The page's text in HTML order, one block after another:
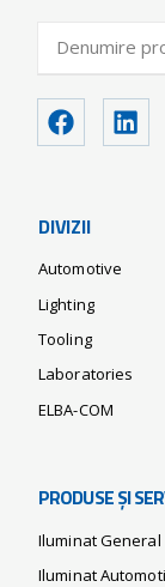
DIVIZII
Automotive
Lighting
Tooling
Laboratories
ELBA-COM
PRODUSE ȘI
Iluminat General
Iluminat